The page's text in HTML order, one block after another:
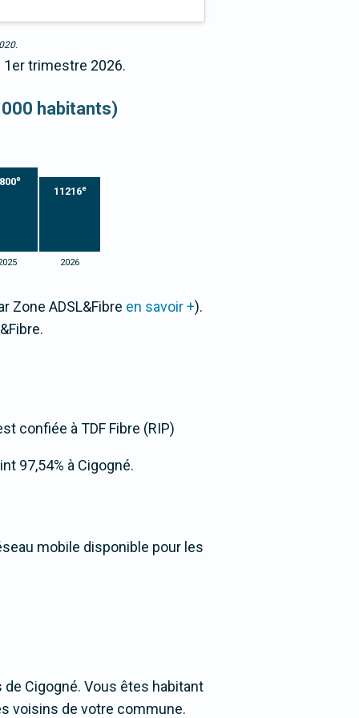
1er trimestre 2026.
habitants)
e
11216e
2026
Zone ADSL&Fibre en savoir +).
confiée à TDF Fibre (RIP)
97,54% à Cigogné.
mobile disponible pour les
Cigogné. Vous êtes habitant
voisins de votre commune.